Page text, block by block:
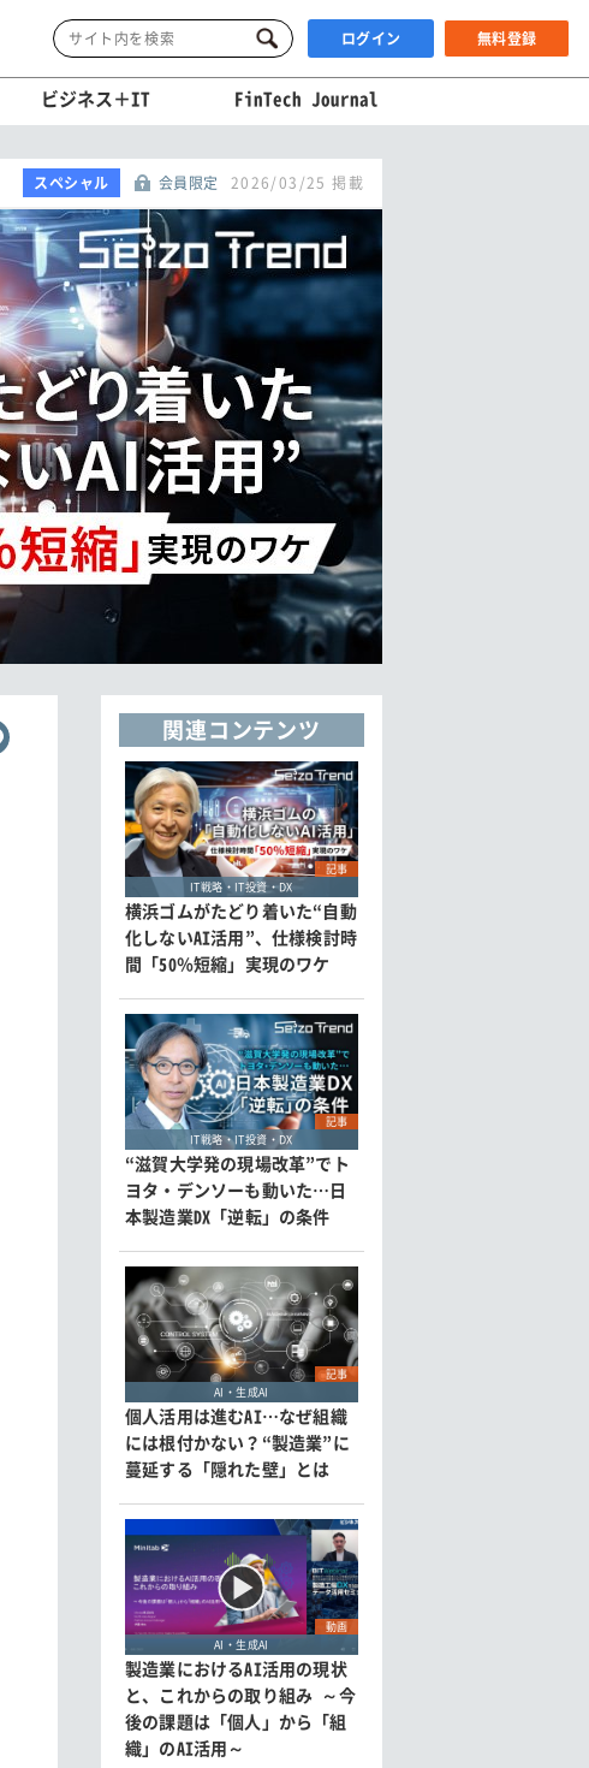
ログイン 無料登録
ビジネス＋IT FinTech Journal
スペシャル 会員限定 2026/03/25 掲載
関連コンテンツ
記事
IT戦略・IT投資・DX
横浜ゴムがたどり着いた“自動
化しないAI活用”、仕様検討時
間「50％短縮」実現のワケ
記事
IT戦略・IT投資・DX
“滋賀大学発の現場改革”でト
ヨタ・デンソーも動いた…日
本製造業DX「逆転」の条件
記事
AI・生成AI
個人活用は進むAI…なぜ組織
には根付かない？“製造業”に
蔓延する「隠れた壁」とは
動画
AI・生成AI
製造業におけるAI活用の現状
と、これからの取り組み ～今
後の課題は「個人」から「組
織」のAI活用～